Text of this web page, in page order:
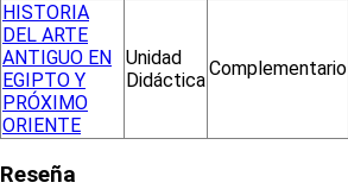
HISTORIA
DEL ARTE
ANTIGUO EN
EGIPTO Y
PRÓXIMO
ORIENTE
Unidad
Didáctica
Complementario
Reseña